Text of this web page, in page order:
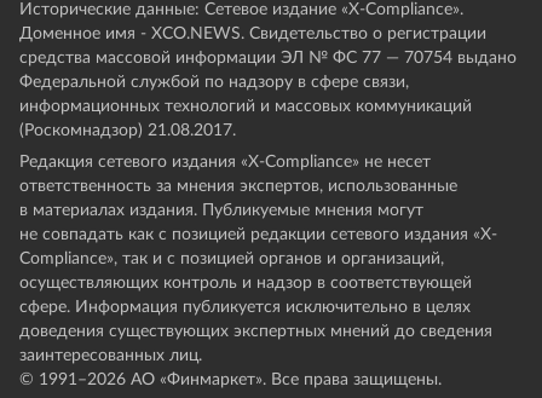
Исторические данные: Сетевое издание «Х-Compliance».
Доменное имя - XCO.NEWS. Свидетельство о регистрации
средства массовой информации ЭЛ № ФС 77 — 70754 выдано
Федеральной службой по надзору в сфере связи,
информационных технологий и массовых коммуникаций
(Роскомнадзор) 21.08.2017.
Редакция сетевого издания «X-Compliance» не несет
ответственность за мнения экспертов, использованные
в материалах издания. Публикуемые мнения могут
не совпадать как с позицией редакции сетевого издания «X-
Compliance», так и с позицией органов и организаций,
осуществляющих контроль и надзор в соответствующей
сфере. Информация публикуется исключительно в целях
доведения существующих экспертных мнений до сведения
заинтересованных лиц.
© 1991–2026 АО «Финмаркет». Все права защищены.